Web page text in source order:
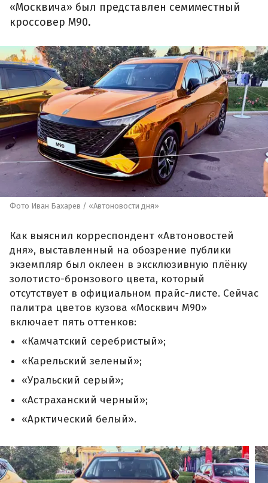
«Москвича» был представлен семиместный
кроссовер М90.
Фото Иван Бахарев / «Автоновости дня»
Как выяснил корреспондент «Автоновостей
дня», выставленный на обозрение публики
экземпляр был оклеен в эксклюзивную плёнку
золотисто-бронзового цвета, который
отсутствует в официальном прайс-листе. Сейчас
палитра цветов кузова «Москвич М90»
включает пять оттенков:
«Камчатский серебристый»;
«Карельский зеленый»;
«Уральский серый»;
«Астраханский черный»;
«Арктический белый».